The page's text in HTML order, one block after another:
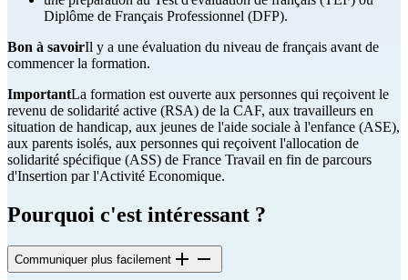
Diplôme de Français Professionnel (DFP).
Bon à savoirIl y a une évaluation du niveau de français avant de
commencer la formation.
ImportantLa formation est ouverte aux personnes qui reçoivent le
revenu de solidarité active (RSA) de la CAF, aux travailleurs en
situation de handicap, aux jeunes de l'aide sociale à l'enfance (ASE),
aux parents isolés, aux personnes qui reçoivent l'allocation de
solidarité spécifique (ASS) de France Travail en fin de parcours
d'Insertion par l'Activité Economique.
Pourquoi c'est intéressant ?
Communiquer plus facilement